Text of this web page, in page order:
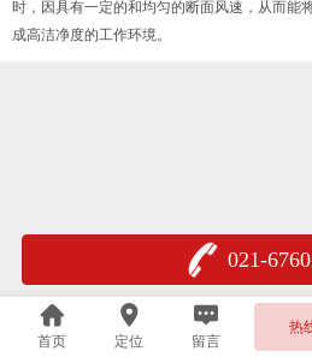
时，因具有一定的和均匀的断面风速，从而能
成高洁净度的工作环境。
021-
首页 定位 留言
热